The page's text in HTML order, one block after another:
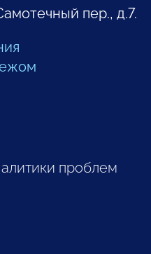
пер., д.7.
проблем